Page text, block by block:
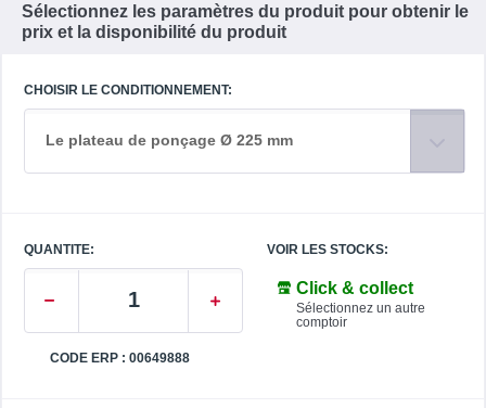
Sélectionnez les paramètres du produit pour obtenir le
prix et la disponibilité du produit
CHOISIR LE CONDITIONNEMENT:
Le plateau de ponçage Ø 225 mm
QUANTITE:
CODE ERP : 00649888
VOIR LES STOCKS:
Click & collect
Sélectionnez un autre
comptoir